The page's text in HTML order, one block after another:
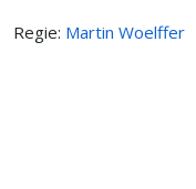
Regie: Martin Woelffer